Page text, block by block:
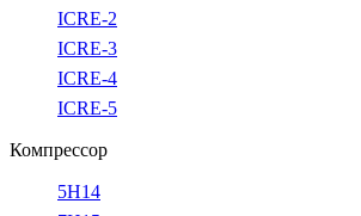
ICRE-2
ICRE-3
ICRE-4
ICRE-5
Компрессор
5H14